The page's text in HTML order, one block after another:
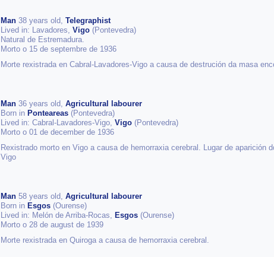
Man 38 years old, Telegraphist
Lived in: Lavadores, Vigo (Pontevedra)
Natural de Estremadura.
Morto o 15 de septembre de 1936
Morte rexistrada en Cabral-Lavadores-Vigo a causa de destrución da masa
Man 36 years old, Agricultural labourer
Born in Ponteareas (Pontevedra)
Lived in: Cabral-Lavadores-Vigo, Vigo (Pontevedra)
Morto o 01 de december de 1936
Rexistrado morto en Vigo a causa de hemorraxia cerebral. Lugar de aparición
Vigo
Man 58 years old, Agricultural labourer
Born in Esgos (Ourense)
Lived in: Melón de Arriba-Rocas, Esgos (Ourense)
Morto o 28 de august de 1939
Morte rexistrada en Quiroga a causa de hemorraxia cerebral.